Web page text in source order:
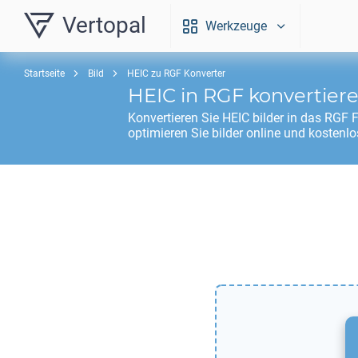
Vertopal Werkzeuge
Startseite Bild HEIC zu RGF Konverter
HEIC in RGF
Konvertieren Sie HEIC bilder in das RGF
optimieren Sie bilder online und